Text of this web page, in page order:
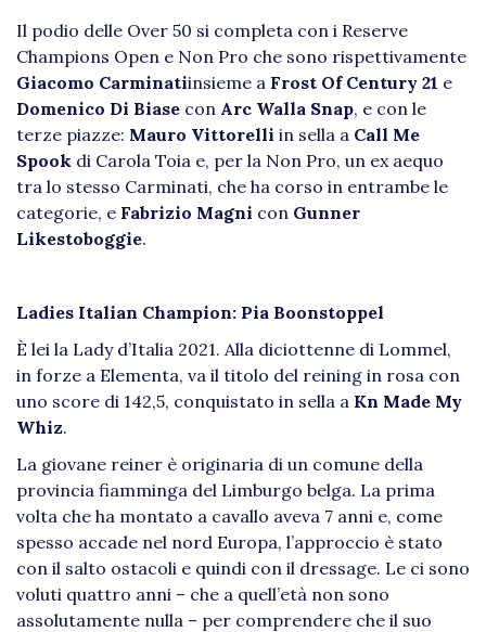
Il podio delle Over 50 si completa con i Reserve
Champions Open e Non Pro che sono rispettivamente
Giacomo Carminatiinsieme a Frost Of Century 21 e
Domenico Di Biase con Arc Walla Snap, e con le
terze piazze: Mauro Vittorelli in sella a Call Me
Spook di Carola Toia e, per la Non Pro, un ex aequo
tra lo stesso Carminati, che ha corso in entrambe le
categorie, e Fabrizio Magni con Gunner
Likestoboggie.
Ladies Italian Champion: Pia Boonstoppel
È lei la Lady d’Italia 2021. Alla diciottenne di Lommel,
in forze a Elementa, va il titolo del reining in rosa con
uno score di 142,5, conquistato in sella a Kn Made My
Whiz.
La giovane reiner è originaria di un comune della
provincia fiamminga del Limburgo belga. La prima
volta che ha montato a cavallo aveva 7 anni e, come
spesso accade nel nord Europa, l’approccio è stato
con il salto ostacoli e quindi con il dressage. Le ci sono
voluti quattro anni – che a quell’età non sono
assolutamente nulla – per comprendere che il suo